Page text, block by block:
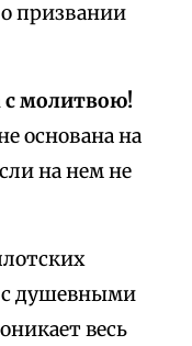
призвании
с молитвою!
основана на
на нем не
с душевными
весь